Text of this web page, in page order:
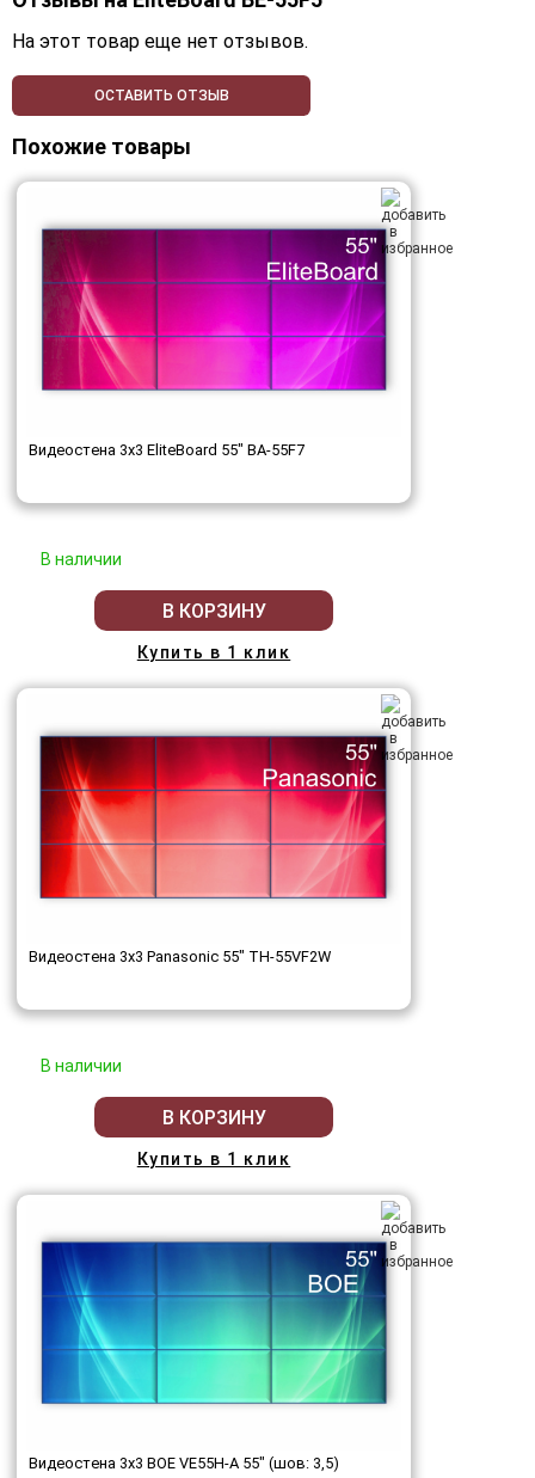
На этот товар еще нет отзывов.
ОСТАВИТЬ ОТЗЫВ
Похожие товары
Видеостена 3x3 EliteBoard 55" BA-55F7
В наличии
В КОРЗИНУ
Купить в 1 клик
Видеостена 3x3 Panasonic 55" TH-55VF2W
В наличии
В КОРЗИНУ
Купить в 1 клик
Видеостена 3x3 BOE VE55H-A 55" (шов: 3,5)